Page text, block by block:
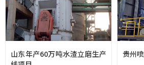
山东年产60万吨水渣立磨生产
贵州